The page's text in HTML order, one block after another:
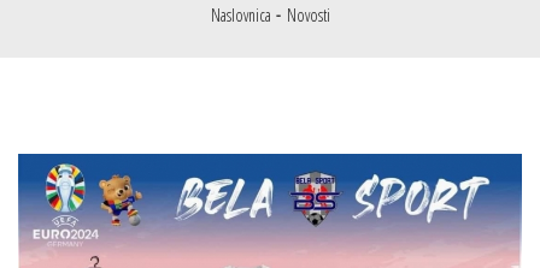
Naslovnica Novosti